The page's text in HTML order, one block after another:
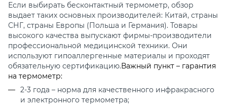
Если выбирать бесконтактный термометр, обзор
выдает таких основных производителей: Китай, страны
СНГ, страны Европы (Польша и Германия). Товары
высокого качества выпускают фирмы-производители
профессиональной медицинской техники. Они
используют гипоаллергенные материалы и проходят
обязательную сертификацию.Важный пункт – гарантия
на термометр:
2-3 года – норма для качественного инфракрасного
и электронного термометра;